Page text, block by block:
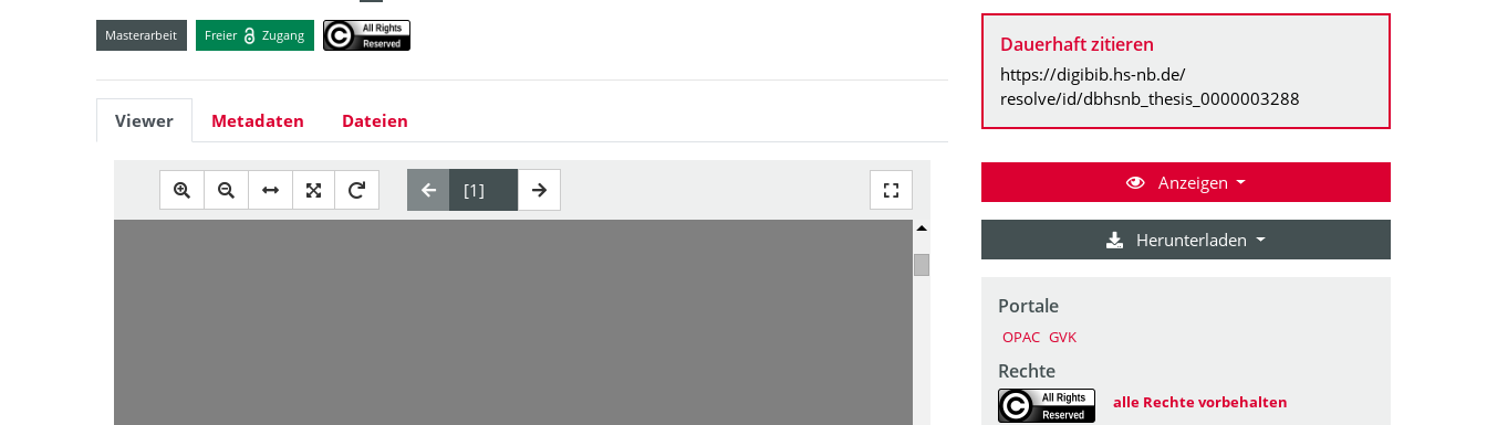
Masterarbeit Freier Zugang
Viewer Metadaten Dateien
Dauerhaft zitieren
https://digibib.hs-nb.de/
resolve/id/dbhsnb_thesis_0000003288
Anzeigen
Herunterladen
Portale
OPAC GVK
Rechte
alle Rechte vorbehalten